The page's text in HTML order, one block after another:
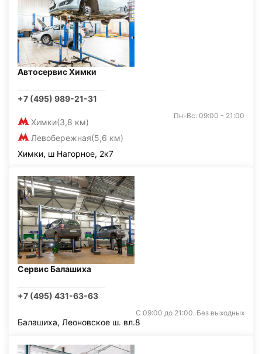
Автосервис Химки
+7 (495) 989-21-31
Химки(3,8 км)
Левобережная(5,6 км)
Пн-Вс: 09:00 - 21:00
Химки, ш Нагорное, 2к7
Сервис Балашиха
+7 (495) 431-63-63
С 09:00 до 21:00. Без выходных
Балашиха, Леоновское ш. вл.8